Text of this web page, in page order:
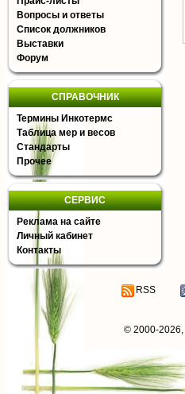
Вопросы и ответы
Список должников
Выставки
Форум
СПРАВОЧНИК
Термины Инкотермс
Таблица мер и весов
Стандарты
Прочее
СЕРВИС
Реклама на сайте
Личный кабинет
Контакты
RSS
© 2000-2026,